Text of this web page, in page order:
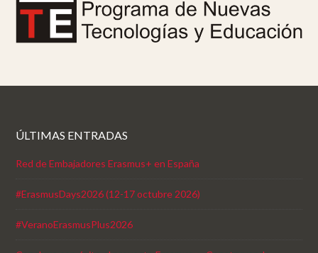
ÚLTIMAS ENTRADAS
Red de Embajadores Erasmus+ en España
#ErasmusDays2026 (12-17 octubre 2026)
#VeranoErasmusPlus2026